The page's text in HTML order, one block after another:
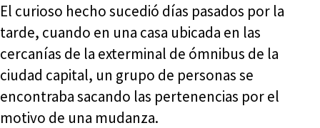
El curioso hecho sucedió días pasados por la
tarde, cuando en una casa ubicada en las
cercanías de la exterminal de ómnibus de la
ciudad capital, un grupo de personas se
encontraba sacando las pertenencias por el
motivo de una mudanza.